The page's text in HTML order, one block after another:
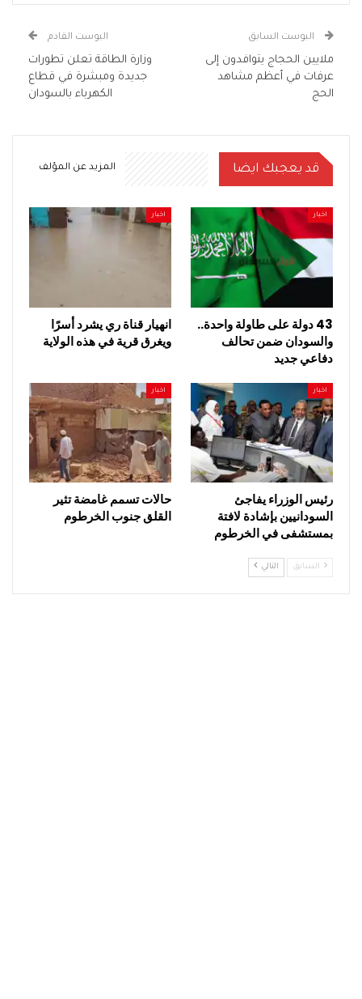
البوست السابق
ملايين الحجاج يتوافدون إلى
عرفات في أعظم مشاهد
الحج
البوست القادم
وزارة الطاقة تعلن تطورات
جديدة ومبشرة في قطاع
الكهرباء بالسودان
قد يعجبك ايضا المزيد عن المؤلف
اخبار
43 دولة على طاولة واحدة..
والسودان ضمن تحالف
دفاعي جديد
اخبار
انهيار قناة ري يشرد أسرًا
ويغرق قرية في هذه الولاية
اخبار
رئيس الوزراء يفاجئ
السودانيين بإشادة لافتة
بمستشفى في الخرطوم
اخبار
حالات تسمم غامضة تثير
القلق جنوب الخرطوم
السابق التالي